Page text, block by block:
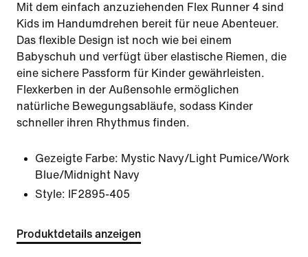
Mit dem einfach anzuziehenden Flex Runner 4 sind
Kids im Handumdrehen bereit für neue Abenteuer.
Das flexible Design ist noch wie bei einem
Babyschuh und verfügt über elastische Riemen, die
eine sichere Passform für Kinder gewährleisten.
Flexkerben in der Außensohle ermöglichen
natürliche Bewegungsabläufe, sodass Kinder
schneller ihren Rhythmus finden.
Gezeigte Farbe: Mystic Navy/Light Pumice/Work
Blue/Midnight Navy
Style:
IF2895-405
Produktdetails anzeigen